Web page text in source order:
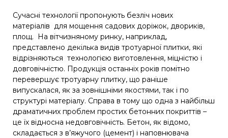
Сучасні технології пропонують безліч нових
матеріалів для мощення садових доріжок, двориків,
площ. На вітчизняному ринку, наприклад,
представлено декілька видів тротуарної плитки, які
відрізняються технологією виготовлення, міцністю і
довговічністю. Продукція останніх років помітно
перевершує тротуарну плитку, що раніше
випускалася, як за зовнішніми якостями, так і по
структурі матеріалу. Справа в тому що одна з найбільш
драматичних проблем простих бетонних покриттів –
це їх відносна недовговічність. Бетон, як відомо,
складається з в’яжучого (цемент) і наповнювача